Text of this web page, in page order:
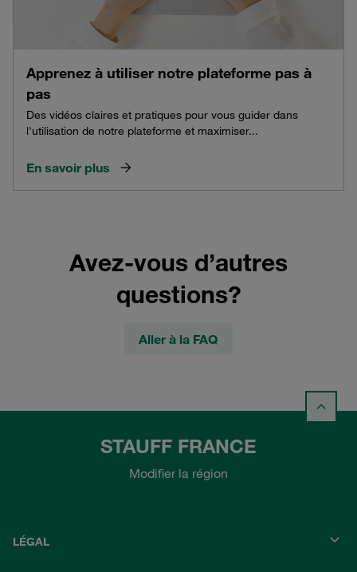
Apprenez à utiliser notre plateforme pas à
pas
Des vidéos claires et pratiques pour vous guider dans
l'utilisation de notre plateforme et maximiser...
En savoir plus
Avez-vous d’autres
questions?
Aller à la FAQ
STAUFF FRANCE
Modifier la région
LÉGAL